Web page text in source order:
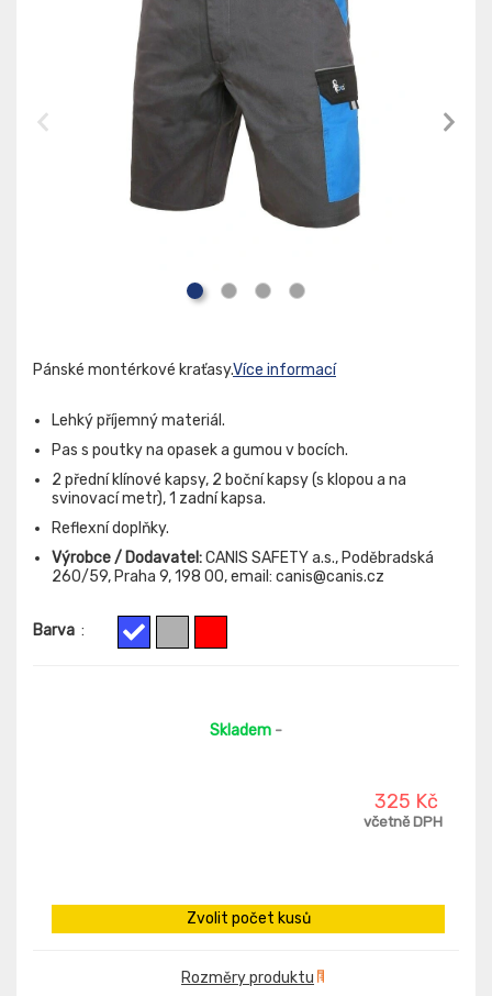
Pánské montérkové kraťasy.Více informací
Lehký příjemný materiál.
Pas s poutky na opasek a gumou v bocích.
2 přední klínové kapsy, 2 boční kapsy (s klopou a na
svinovací metr), 1 zadní kapsa.
Reflexní doplňky.
Výrobce / Dodavatel:CANIS SAFETY a.s., Poděbradská
260/59, Praha 9, 198 00, email: canis@canis.cz
Barva :
Skladem -
325 Kč
včetně DPH
Zvolit počet kusů
Rozměry produktu